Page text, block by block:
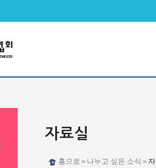
자료실
홈으로 > 나누고 싶은 소식 >